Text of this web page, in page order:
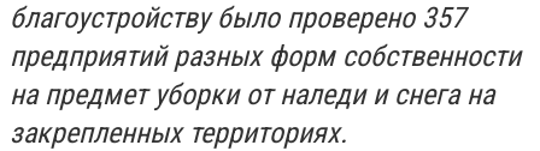
благоустройству было проверено 357
предприятий разных форм собственности
на предмет уборки от наледи и снега на
закрепленных территориях.